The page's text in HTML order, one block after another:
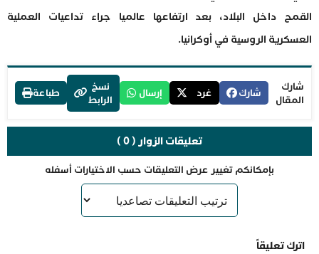
القمح داخل البلاد، بعد ارتفاعها عالميا جراء تداعيات العملية
العسكرية الروسية في أوكرانيا.
شارك
المقال
شارك غرد إرسال
نسخ
الرابط
طباعة
تعليقات الزوار ( 0 )
بإمكانكم تغيير عرض التعليقات حسب الاختيارات أسفله
اترك تعليقاً